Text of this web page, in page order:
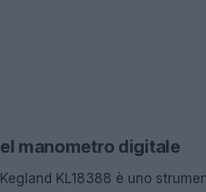
manometro digitale
KL18388 è uno